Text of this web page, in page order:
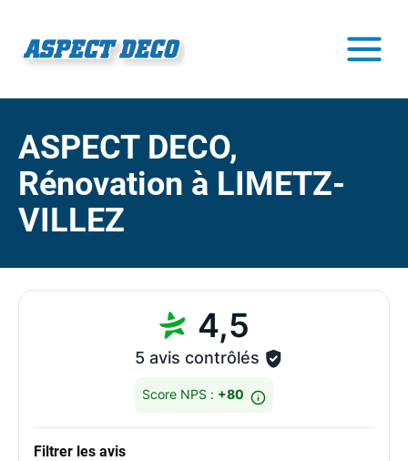
ASPECT DECO,
Rénovation à LIMETZ-
VILLEZ
4,5
5 avis contrôlés
Score NPS : +80
Filtrer les avis